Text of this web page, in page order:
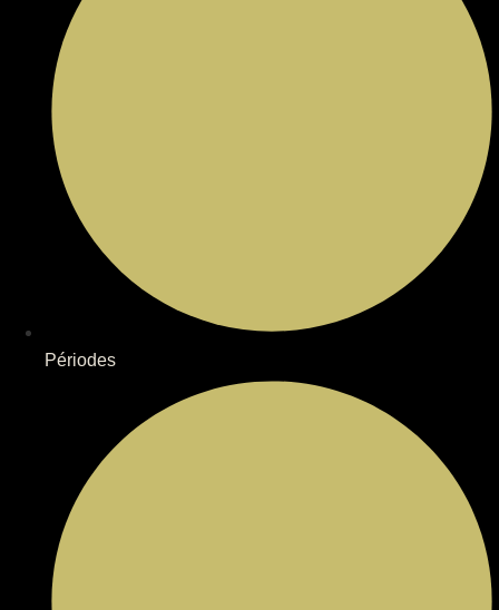
Périodes